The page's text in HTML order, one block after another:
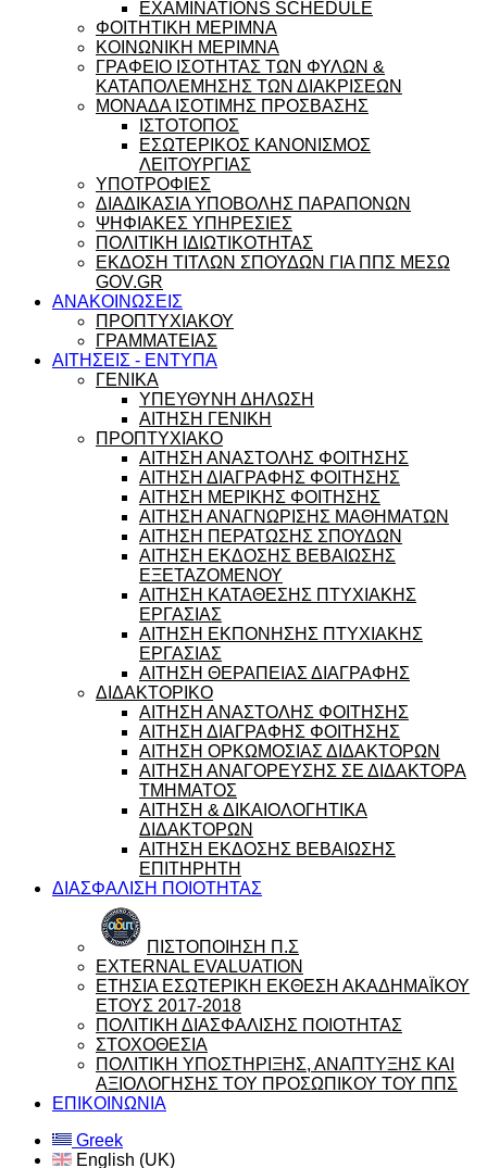
EXAMINATIONS SCHEDULE
ΦΟΙΤΗΤΙΚΗ ΜΕΡΙΜΝΑ
ΚΟΙΝΩΝΙΚΗ ΜΕΡΙΜΝΑ
ΓΡΑΦΕΙΟ ΙΣΟΤΗΤΑΣ ΤΩΝ ΦΥΛΩΝ &
ΚΑΤΑΠΟΛΕΜΗΣΗΣ ΤΩΝ ΔΙΑΚΡΙΣΕΩΝ
ΜΟΝΑΔΑ ΙΣΟΤΙΜΗΣ ΠΡΟΣΒΑΣΗΣ
ΙΣΤΟΤΟΠΟΣ
ΕΣΩΤΕΡΙΚΟΣ ΚΑΝΟΝΙΣΜΟΣ
ΛΕΙΤΟΥΡΓΙΑΣ
ΥΠΟΤΡΟΦΙΕΣ
ΔΙΑΔΙΚΑΣΙΑ ΥΠΟΒΟΛΗΣ ΠΑΡΑΠΟΝΩΝ
ΨΗΦΙΑΚΕΣ ΥΠΗΡΕΣΙΕΣ
ΠΟΛΙΤΙΚΗ ΙΔΙΩΤΙΚΟΤΗΤΑΣ
ΕΚΔΟΣΗ ΤΙΤΛΩΝ ΣΠΟΥΔΩΝ ΓΙΑ ΠΠΣ ΜΕΣΩ
GOV.GR
ΑΝΑΚΟΙΝΩΣΕΙΣ
ΠΡΟΠΤΥΧΙΑΚΟΥ
ΓΡΑΜΜΑΤΕΙΑΣ
ΑΙΤΗΣΕΙΣ - ΕΝΤΥΠΑ
ΓΕΝΙΚΑ
ΥΠΕΥΘΥΝΗ ΔΗΛΩΣΗ
ΑΙΤΗΣΗ ΓΕΝΙΚΗ
ΠΡΟΠΤΥΧΙΑΚΟ
ΑΙΤΗΣΗ ΑΝΑΣΤΟΛΗΣ ΦΟΙΤΗΣΗΣ
ΑΙΤΗΣΗ ΔΙΑΓΡΑΦΗΣ ΦΟΙΤΗΣΗΣ
ΑΙΤΗΣΗ ΜΕΡΙΚΗΣ ΦΟΙΤΗΣΗΣ
ΑΙΤΗΣΗ ΑΝΑΓΝΩΡΙΣΗΣ ΜΑΘΗΜΑΤΩΝ
ΑΙΤΗΣΗ ΠΕΡΑΤΩΣΗΣ ΣΠΟΥΔΩΝ
ΑΙΤΗΣΗ ΕΚΔΟΣΗΣ ΒΕΒΑΙΩΣΗΣ
ΕΞΕΤΑΖΟΜΕΝΟΥ
ΑΙΤΗΣΗ ΚΑΤΑΘΕΣΗΣ ΠΤΥΧΙΑΚΗΣ
ΕΡΓΑΣΙΑΣ
ΑΙΤΗΣΗ ΕΚΠΟΝΗΣΗΣ ΠΤΥΧΙΑΚΗΣ
ΕΡΓΑΣΙΑΣ
ΑΙΤΗΣΗ ΘΕΡΑΠΕΙΑΣ ΔΙΑΓΡΑΦΗΣ
ΔΙΔΑΚΤΟΡΙΚΟ
ΑΙΤΗΣΗ ΑΝΑΣΤΟΛΗΣ ΦΟΙΤΗΣΗΣ
ΑΙΤΗΣΗ ΔΙΑΓΡΑΦΗΣ ΦΟΙΤΗΣΗΣ
ΑΙΤΗΣΗ ΟΡΚΩΜΟΣΙΑΣ ΔΙΔΑΚΤΟΡΩΝ
ΑΙΤΗΣΗ ΑΝΑΓΟΡΕΥΣΗΣ ΣΕ ΔΙΔΑΚΤΟΡΑ
ΤΜΗΜΑΤΟΣ
ΑΙΤΗΣΗ & ΔΙΚΑΙΟΛΟΓΗΤΙΚΑ
ΔΙΔΑΚΤΟΡΩΝ
ΑΙΤΗΣΗ ΕΚΔΟΣΗΣ ΒΕΒΑΙΩΣΗΣ
ΕΠΙΤΗΡΗΤΗ
ΔΙΑΣΦΑΛΙΣΗ ΠΟΙΟΤΗΤΑΣ
ΠΙΣΤΟΠΟΙΗΣΗ Π.Σ
EXTERNAL EVALUATION
ΕΤΗΣΙΑ ΕΣΩΤΕΡΙΚΗ ΕΚΘΕΣΗ ΑΚΑΔΗΜΑΪΚΟΥ
ΕΤΟΥΣ 2017-2018
ΠΟΛΙΤΙΚΗ ΔΙΑΣΦΑΛΙΣΗΣ ΠΟΙΟΤΗΤΑΣ
ΣΤΟΧΟΘΕΣΙΑ
ΠΟΛΙΤΙΚΗ ΥΠΟΣΤΗΡΙΞΗΣ, ΑΝΑΠΤΥΞΗΣ ΚΑΙ
ΑΞΙΟΛΟΓΗΣΗΣ ΤΟΥ ΠΡΟΣΩΠΙΚΟΥ ΤΟΥ ΠΠΣ
ΕΠΙΚΟΙΝΩΝΙΑ
Greek
English (UK)